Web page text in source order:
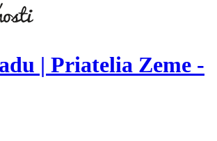
| Priatelia Zeme -